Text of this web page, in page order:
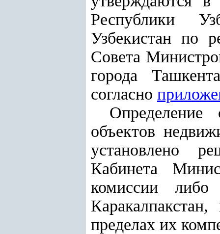
Республики
Узбекистан по
Совета
города
согласно
Определение
объектов
установлено
Кабинета
комиссии либо
пределах их